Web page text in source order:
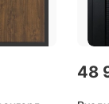
48